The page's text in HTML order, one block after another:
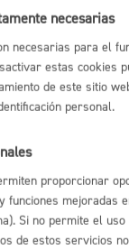
baja
*
ONLINE
PRESENCIAL
MÁQUINA
necesarias
necesarias para el
estas cookies
de este sitio
personal.
proporcionar
funciones mejoradas
Si no permite el
de estos servicios